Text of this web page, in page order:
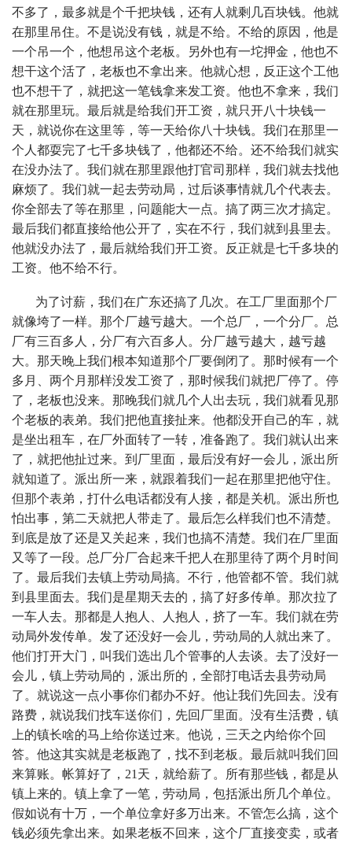
不多了，最多就是个千把块钱，还有人就剩几百块钱。他就
在那里吊住。不是说没有钱，就是不给。不给的原因，他是
一个吊一个，他想吊这个老板。另外也有一坨押金，他也不
想干这个活了，老板也不拿出来。他就心想，反正这个工他
也不想干了，就把这一笔钱拿来发工资。他也不拿来，我们
就在那里玩。最后就是给我们开工资，就只开八十块钱一
天，就说你在这里等，等一天给你八十块钱。我们在那里一
个人都耍完了七千多块钱了，他都还不给。还不给我们就实
在没办法了。我们就在那里跟他打官司那样，我们就去找他
麻烦了。我们就一起去劳动局，过后谈事情就几个代表去。
你全部去了等在那里，问题能大一点。搞了两三次才搞定。
最后我们都直接给他公开了，实在不行，我们就到县里去。
他就没办法了，最后就给我们开工资。反正就是七千多块的
工资。他不给不行。
为了讨薪，我们在广东还搞了几次。在工厂里面那个厂
就像垮了一样。那个厂越亏越大。一个总厂，一个分厂。总
厂有三百多人，分厂有六百多人。分厂越亏越大，越亏越
大。那天晚上我们根本知道那个厂要倒闭了。那时候有一个
多月、两个月那样没发工资了，那时候我们就把厂停了。停
了，老板也没来。那晚我们就几个人出去玩，我们就看见那
个老板的表弟。我们把他直接扯来。他都没开自己的车，就
是坐出租车，在厂外面转了一转，准备跑了。我们就认出来
了，就把他扯过来。到厂里面，最后没有好一会儿，派出所
就知道了。派出所一来，就跟着我们一起在那里把他守住。
但那个表弟，打什么电话都没有人接，都是关机。派出所也
怕出事，第二天就把人带走了。最后怎么样我们也不清楚。
到底是放了还是又关起来，我们也搞不清楚。我们在厂里面
又等了一段。总厂分厂合起来千把人在那里待了两个月时间
了。最后我们去镇上劳动局搞。不行，他管都不管。我们就
到县里面去。我们是星期天去的，搞了好多传单。那次拉了
一车人去。那都是人抱人、人抱人，挤了一车。我们就在劳
动局外发传单。发了还没好一会儿，劳动局的人就出来了。
他们打开大门，叫我们选出几个管事的人去谈。去了没好一
会儿，镇上劳动局的，派出所的，全部打电话去县劳动局
了。就说这一点小事你们都办不好。他让我们先回去。没有
路费，就说我们找车送你们，先回厂里面。没有生活费，镇
上的镇长啥的马上给你送过来。他说，三天之内给你个回
答。他这其实就是老板跑了，找不到老板。最后就叫我们回
来算账。帐算好了，21天，就给薪了。所有那些钱，都是从
镇上来的。镇上拿了一笔，劳动局，包括派出所几个单位。
假如说有十万，一个单位拿好多万出来。不管怎么搞，这个
钱必须先拿出来。如果老板不回来，这个厂直接变卖，或者